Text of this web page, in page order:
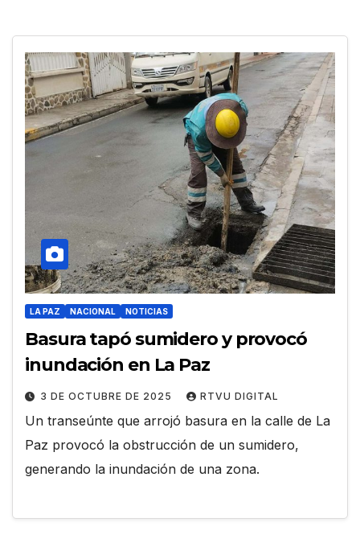
LA PAZ NACIONAL NOTICIAS
Basura tapó sumidero y provocó
inundación en La Paz
3 DE OCTUBRE DE 2025 RTVU DIGITAL
Un transeúnte que arrojó basura en la calle de La
Paz provocó la obstrucción de un sumidero,
generando la inundación de una zona.